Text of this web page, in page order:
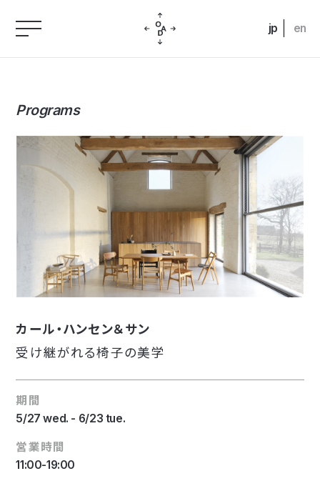
jp en
Programs
カール・ハンセン＆サン
受け継がれる椅子の美学
期間
5/27 wed. - 6/23 tue.
営業時間
11:00-19:00